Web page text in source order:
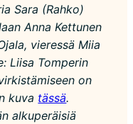
Sara (Rahko)
Anna Kettunen
vieressä Miia
Liisa Tomperin
on
kuva tässä.
alkuperäisiä